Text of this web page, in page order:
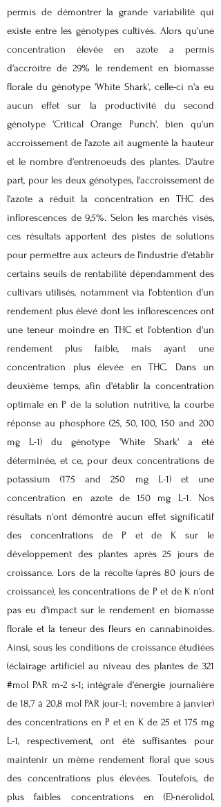
permis de démontrer la grande variabilité qui
existe entre les génotypes cultivés. Alors qu'une
concentration élevée en azote a permis
d'accroître de 29% le rendement en biomasse
florale du génotype 'White Shark', celle-ci n'a eu
aucun effet sur la productivité du second
génotype 'Critical Orange Punch', bien qu'un
accroissement de l'azote ait augmenté la hauteur
et le nombre d'entrenoeuds des plantes. D'autre
part, pour les deux génotypes, l'accroissement de
l'azote a réduit la concentration en THC des
inflorescences de 9,5%. Selon les marchés visés,
ces résultats apportent des pistes de solutions
pour permettre aux acteurs de l'industrie d'établir
certains seuils de rentabilité dépendamment des
cultivars utilisés, notamment via l'obtention d'un
rendement plus élevé dont les inflorescences ont
une teneur moindre en THC et l'obtention d'un
rendement plus faible, mais ayant une
concentration plus élevée en THC. Dans un
deuxième temps, afin d'établir la concentration
optimale en P de la solution nutritive, la courbe
réponse au phosphore (25, 50, 100, 150 and 200
mg L-1) du génotype 'White Shark' a été
déterminée, et ce, pour deux concentrations de
potassium (175 and 250 mg L-1) et une
concentration en azote de 150 mg L-1. Nos
résultats n'ont démontré aucun effet significatif
des concentrations de P et de K sur le
développement des plantes après 25 jours de
croissance. Lors de la récolte (après 80 jours de
croissance), les concentrations de P et de K n'ont
pas eu d'impact sur le rendement en biomasse
florale et la teneur des fleurs en cannabinoïdes.
Ainsi, sous les conditions de croissance étudiées
(éclairage artificiel au niveau des plantes de 321
#mol PAR m-2 s-1; intégrale d'énergie journalière
de 18,7 à 20,8 mol PAR jour-1; novembre à janvier)
des concentrations en P et en K de 25 et 175 mg
L-1, respectivement, ont été suffisantes pour
maintenir un même rendement floral que sous
des concentrations plus élevées. Toutefois, de
plus faibles concentrations en (E)-nérolidol,